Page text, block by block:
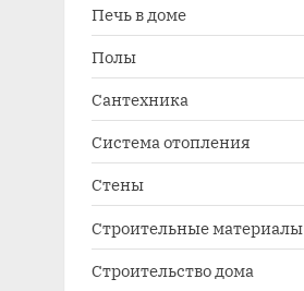
Печь в доме
Полы
Сантехника
Система отопления
Стены
Строительные материалы
Строительство дома